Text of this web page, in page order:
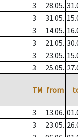
3 28.05.
3 31.05.
3 14.05.
3 21.05.
3 23.05.
3 25.05.
TM from
3 13.06.
3 23.05.